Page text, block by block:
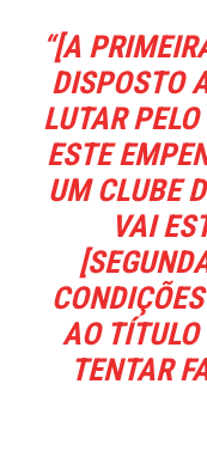
“[A
DISPOSTO
LUTAR
ESTE
UM CLUBE
VAI
AO TÍTULO
TENTAR